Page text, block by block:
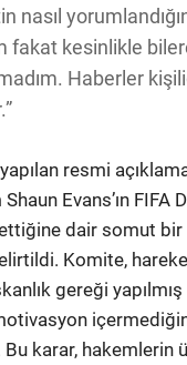
nasıl
fakat kesinlikle
Haberler
resmi
Evans’ın FIFA
ettiğine dair somut bir
Komite,
gereği
Bu karar, hakemlerin